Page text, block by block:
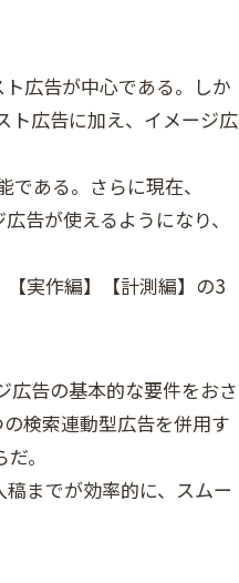
広告が中心である。しか
ト広告に加え、イメージ広
ある。さらに現在、
告が使えるようになり、
実作編】【計測編】の3
広告の基本的な要件をおさ
検索連動型広告を併用す
。
までが効率的に、スムー